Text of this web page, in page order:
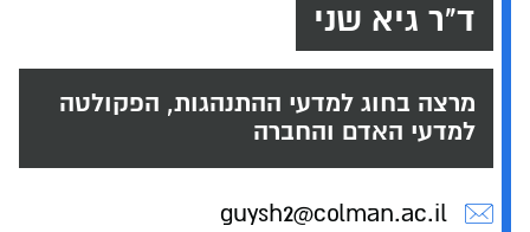
ד"ר גיא שני
מרצה בחוג למדעי ההתנהגות, הפקולטה
למדעי האדם והחברה
guysh2@colman.ac.il